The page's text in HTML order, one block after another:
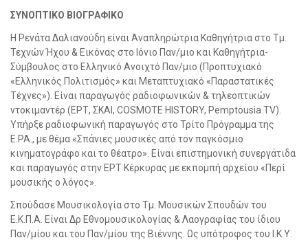
ΣΥΝΟΠΤΙΚΟ ΒΙΟΓΡΑΦΙΚΟ
Η Ρενάτα Δαλιανούδη είναι Αναπληρώτρια Καθηγήτρια στο Τμ.
Τεχνών Ήχου & Εικόνας στο Ιόνιο Παν/μιο και Καθηγήτρια-
Σύμβουλος στο Ελληνικό Ανοιχτό Παν/μιο (Προπτυχιακό
«Ελληνικός Πολιτισμός» και Μεταπτυχιακό «Παραστατικές
Τέχνες»). Είναι παραγωγός ραδιοφωνικών & τηλεοπτικών
ντοκιμαντέρ (ΕΡΤ, ΣΚΑΙ, COSMOTE HISTORY, Pemptousia TV).
Υπήρξε ραδιοφωνική παραγωγός στο Τρίτο Πρόγραμμα της
Ε.ΡΑ., με θέμα «Σπάνιες μουσικές από τον παγκόσμιο
κινηματογράφο και το θέατρο». Είναι επιστημονική συνεργάτιδα
και παραγωγός στην ΕΡΤ Κέρκυρας με εκπομπή αρχείου «Περί
μουσικής ο λόγος».
Σπούδασε Μουσικολογία στο Τμ. Μουσικών Σπουδών του
Ε.Κ.Π.Α. Είναι Δρ Εθνομουσικολογίας & Λαογραφίας του ίδιου
Παν/μίου και του Παν/μίου της Βιέννης. Ως υπότροφος του Ι.Κ.Υ.